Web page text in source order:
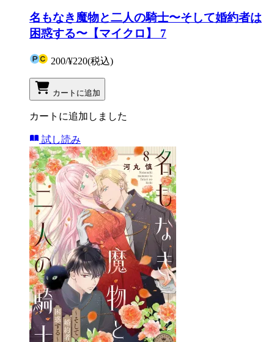
名もなき魔物と二人の騎士〜そして婚約者は
困惑する〜【マイクロ】 7
200/¥220(税込)
カートに追加
カートに追加しました
試し読み